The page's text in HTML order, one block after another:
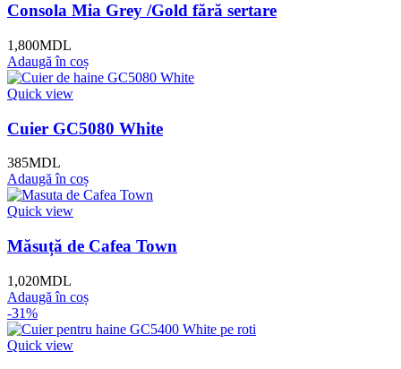
Consola Mia Grey /Gold fără sertare
1,800MDL
Adaugă în coș
Quick view
Cuier GC5080 White
385MDL
Adaugă în coș
Quick view
Măsuță de Cafea Town
1,020MDL
Adaugă în coș
-31%
Quick view